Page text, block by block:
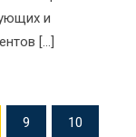
и
[…]
9 10